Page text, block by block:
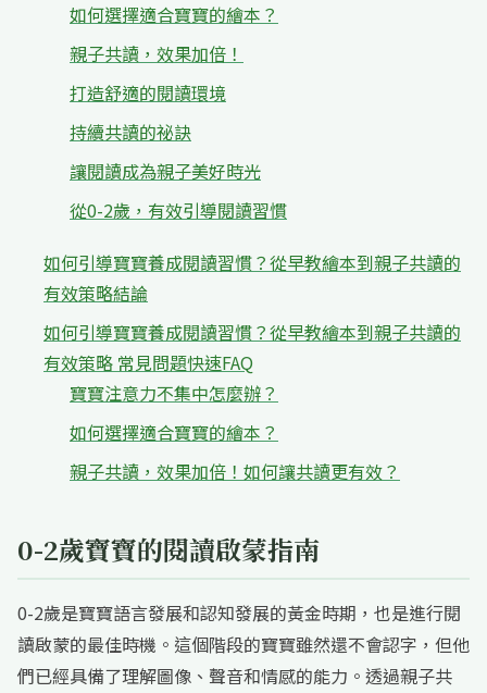
如何選擇適合寶寶的繪本？
親子共讀，效果加倍！
打造舒適的閱讀環境
持續共讀的祕訣
讓閱讀成為親子美好時光
從0-2歲，有效引導閱讀習慣
如何引導寶寶養成閱讀習慣？從早教繪本到親子共讀的
有效策略結論
如何引導寶寶養成閱讀習慣？從早教繪本到親子共讀的
有效策略 常見問題快速FAQ
寶寶注意力不集中怎麼辦？
如何選擇適合寶寶的繪本？
親子共讀，效果加倍！如何讓共讀更有效？
0-2歲寶寶的閱讀啟蒙指南
0-2歲是寶寶語言發展和認知發展的黃金時期，也是進行閱
讀啟蒙的最佳時機。這個階段的寶寶雖然還不會認字，但他
們已經具備了理解圖像、聲音和情感的能力。透過親子共